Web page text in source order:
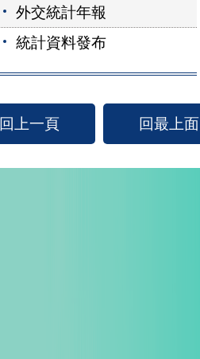
外交統計年報
統計資料發布
回上一頁 回最上面